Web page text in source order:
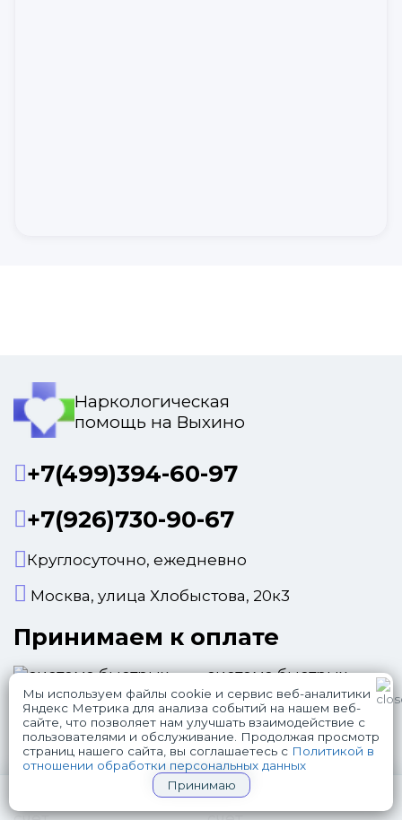
Наркологическая
помощь на Выхино
+7(499)394-60-97
+7(926)730-90-67
Круглосуточно, ежедневно
Москва, улица Хлобыстова, 20к3
Принимаем к оплате
система быстрых
платежей
с помощью QR-кода
наличные
картой через
терминал
онлайн перевод на
СРОЧНЫЙ ВЫЗОВ НАРКОЛОГА+7(926)730-90-67
WhatsApp Telegram
Мы используем файлы cookie и сервис веб-аналитики
Яндекс Метрика для анализа событий на нашем веб-
сайте, что позволяет нам улучшать взаимодействие с
пользователями и обслуживание. Продолжая просмотр
страниц нашего сайта, вы соглашаетесь с Политикой в
отношении обработки персональных данных
Принимаю